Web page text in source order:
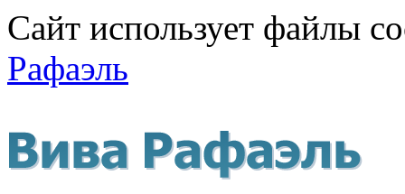
Сайт использует файлы
Рафаэль